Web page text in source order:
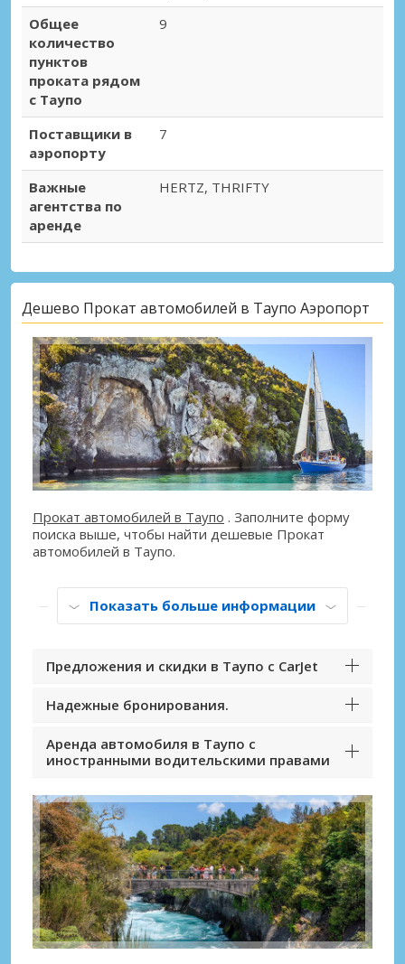
Общее
количество
пунктов
проката рядом
с Таупо
9
Поставщики в
аэропорту
7
Важные
агентства по
аренде
HERTZ, THRIFTY
Дешево Прокат автомобилей в Таупо Аэропорт
Прокат автомобилей в Таупо . Заполните форму
поиска выше, чтобы найти дешевые Прокат
автомобилей в Таупо.
Показать больше информации
Предложения и скидки в Таупо с CarJet
Надежные бронирования.
Аренда автомобиля в Таупо с
иностранными водительскими правами